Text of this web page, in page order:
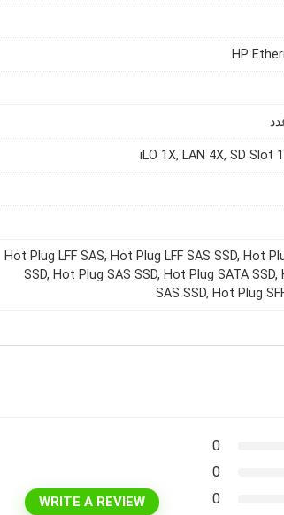
HP
iLO 1X, LAN 4X, SD Slot
Hot Plug LFF SAS, Hot Plug LFF SAS SSD, Hot
SSD, Hot Plug SAS SSD, Hot Plug SATA
SAS SSD, Hot Plug
0
0
0
WRITE A REVIEW